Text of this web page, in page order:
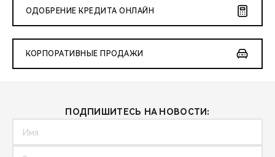
ОДОБРЕНИЕ КРЕДИТА ОНЛАЙН
КОРПОРАТИВНЫЕ ПРОДАЖИ
ПОДПИШИТЕСЬ НА НОВОСТИ: